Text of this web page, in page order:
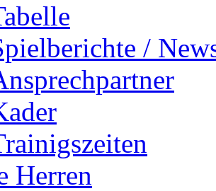
/
Herren